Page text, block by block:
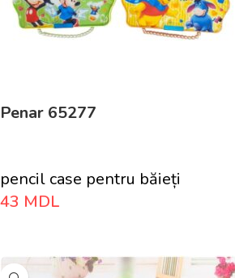
Penar 65277
pencil case pentru băieți
43 MDL